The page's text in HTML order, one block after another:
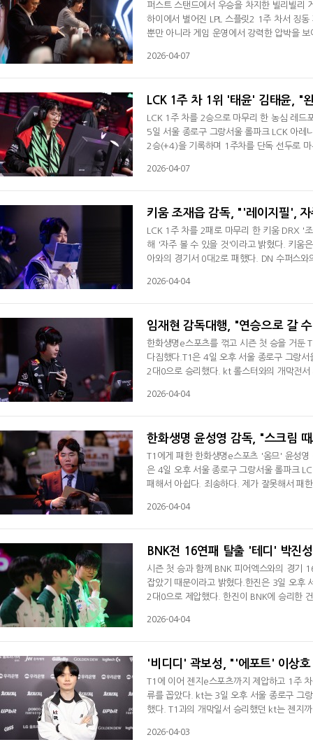
퍼스트 스탠드에서 우승을 차지한 빌리빌리
하이에서 벌어진 LPL 스플릿2 1주 차서 징
뿐만 아니라 게임 운영에서 강력한 압박을
다. 건강 관리를 잘하는 게 중요하다고 생각
2026-04-07
LCK 1주 차 1위 '태윤' 김태윤, "
LCK 1주 차를 2승으로 마무리 한 농심 레드
5일 서울 종로구 그랑서울 롤파크 LCK 아레
2승(+4)을 기록하며 1주차를 단독 선두로
감을 전했다. 1세트 역전승에 관해선 "르블
2026-04-07
키움 조재읍 감독, "'레이지필',
LCK 1주 차를 2패로 마무리 한 키움 DRX '
해 '자주 볼 수 있을 것'이라고 밝혔다. 키움
아와의 경기서 0대2로 패했다. DN 수퍼스
있다고 생각한다. 소통적인 부분에서 매끄
2026-04-04
임재현 감독대행, "연승으로 갈
한화생명e스포츠를 꺾고 시즌 첫 승을 거둔
다짐했다.T1은 4일 오후 서울 종로구 그랑
2대0으로 승리했다. kt 롤스터와의 개막전
야 할 거 같다"며 승리한 소감을 전했다. 지
2026-04-04
한화생명 윤성영 감독, "스크림
T1에게 패한 한화생명e스포츠 '옴므' 윤성영
은 4일 오후 서울 종로구 그랑서울 롤파크
패해서 아쉽다. 죄송하다. 제가 잘못해서 패
한 타가 쉽지 않았을까 생각한다"고 덧붙였
2026-04-04
BNK전 16연패 탈출 '테디' 박진
시즌 첫 승과 함께 BNK 피어엑스와의 경기
잡았기 때문이라고 밝혔다.한진은 3일 오후
2대0으로 제압했다. 한진이 BNK에 승리한
고 싶었는데 오늘 경기서 2대0으로 승리해
2026-04-04
'비디디' 곽보성, "'에포트' 이상
T1에 이어 젠지e스포츠까지 제압하고 1주
류를 꼽았다. kt는 3일 오후 서울 종로구 그
했다. T1과의 개막일서 승리했던 kt는 젠지
참여한 뒤 연습 과정에 괜찮았다"라며 "그게
2026-04-03